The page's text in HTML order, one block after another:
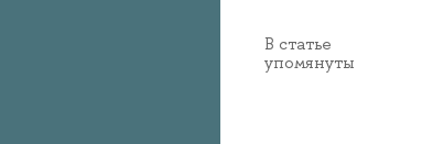
В статье
упомянуты